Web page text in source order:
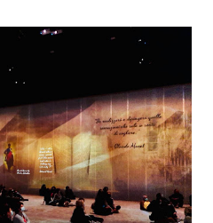
mezzo alla bolgia e non si
smette di essere un
monologo inedito "Come
mette in discussione
e condiviso da tutti, quello
L’antropocentrismo.